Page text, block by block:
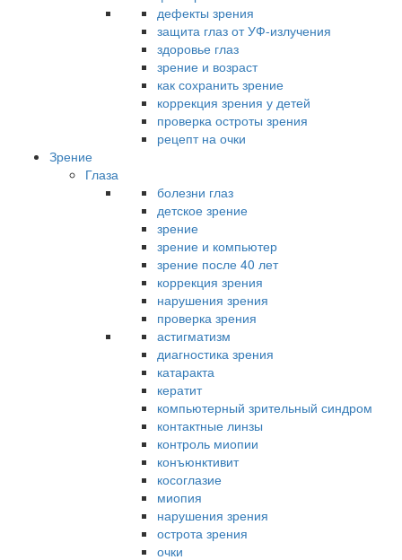
дефекты зрения
защита глаз от УФ-излучения
здоровье глаз
зрение и возраст
как сохранить зрение
коррекция зрения у детей
проверка остроты зрения
рецепт на очки
Зрение
Глаза
болезни глаз
детское зрение
зрение
зрение и компьютер
зрение после 40 лет
коррекция зрения
нарушения зрения
проверка зрения
астигматизм
диагностика зрения
катаракта
кератит
компьютерный зрительный синдром
контактные линзы
контроль миопии
конъюнктивит
косоглазие
миопия
нарушения зрения
острота зрения
очки